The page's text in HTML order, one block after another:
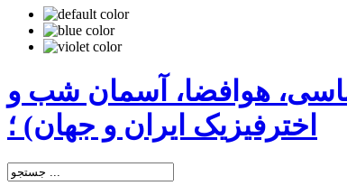
هوافضا، آسمان شب و
اخترفیزیک ایران و جهان) ؛